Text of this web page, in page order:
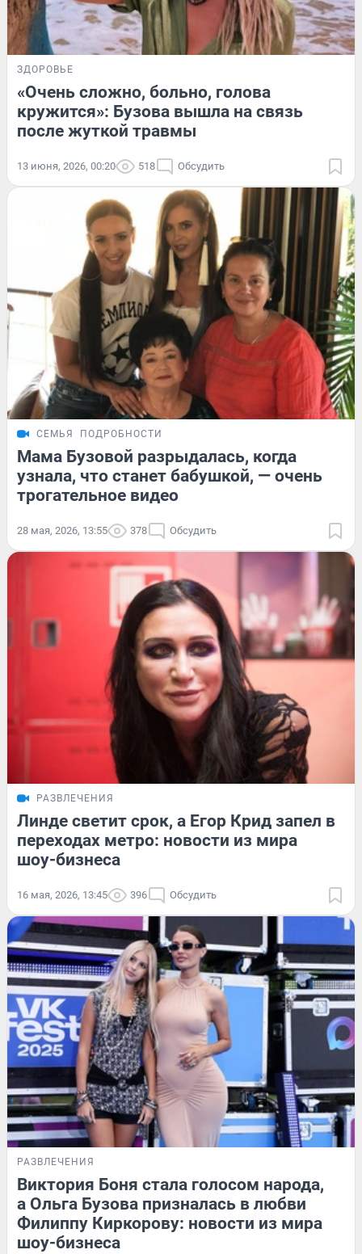
ЗДОРОВЬЕ
«Очень сложно, больно, голова
кружится»: Бузова вышла на связь
после жуткой травмы
13 июня, 2026, 00:20 518 Обсудить
СЕМЬЯ ПОДРОБНОСТИ
Мама Бузовой разрыдалась, когда
узнала, что станет бабушкой, — очень
трогательное видео
28 мая, 2026, 13:55 378 Обсудить
РАЗВЛЕЧЕНИЯ
Линде светит срок, а Егор Крид запел в
переходах метро: новости из мира
шоу-бизнеса
16 мая, 2026, 13:45 396 Обсудить
РАЗВЛЕЧЕНИЯ
Виктория Боня стала голосом народа,
а Ольга Бузова призналась в любви
Филиппу Киркорову: новости из мира
шоу-бизнеса